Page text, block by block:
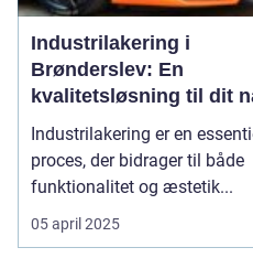
Industrilakering i
Brønderslev: En
kvalitetsløsning til dit
projekt
Industrilakering er en
proces, der bidrager til både
funktionalitet og æstetik...
05 april 2025